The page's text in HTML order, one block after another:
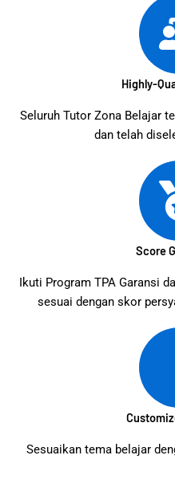
Highly-
Seluruh Tutor Zona Belajar
dan telah
Score
Ikuti Program TPA Garansi
sesuai dengan skor
Sesuaikan tema belajar